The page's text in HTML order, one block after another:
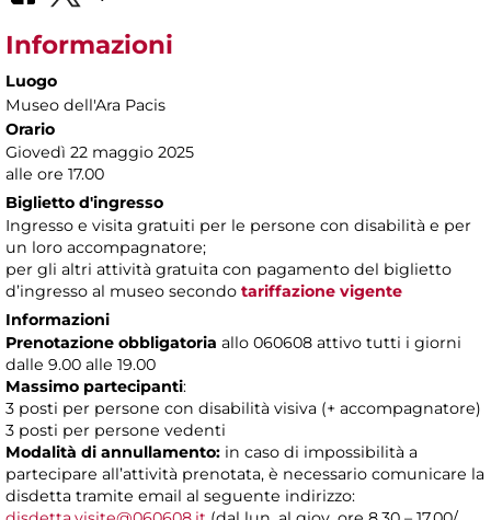
Informazioni
Luogo
Museo dell'Ara Pacis
Orario
Giovedì 22 maggio 2025
alle ore 17.00
Biglietto d'ingresso
Ingresso e visita gratuiti per le persone con disabilità e per
un loro accompagnatore;
per gli altri attività gratuita con pagamento del biglietto
d’ingresso al museo secondo tariffazione vigente
Informazioni
Prenotazione obbligatoria allo 060608 attivo tutti i giorni
dalle 9.00 alle 19.00
Massimo partecipanti:
3 posti per persone con disabilità visiva (+ accompagnatore)
3 posti per persone vedenti
Modalità di annullamento: in caso di impossibilità a
partecipare all’attività prenotata, è necessario comunicare la
disdetta tramite email al seguente indirizzo: